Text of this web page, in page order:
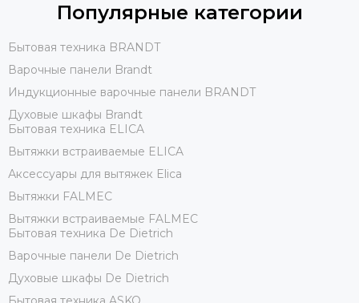
Популярные категории
Бытовая техника BRANDT
Варочные панели Brandt
Индукционные варочные панели BRANDT
Духовые шкафы Brandt
Бытовая техника ELICA
Вытяжки встраиваемые ELICA
Аксессуары для вытяжек Elica
Вытяжки FALMEC
Вытяжки встраиваемые FALMEC
Бытовая техника De Dietrich
Варочные панели De Dietrich
Духовые шкафы De Dietrich